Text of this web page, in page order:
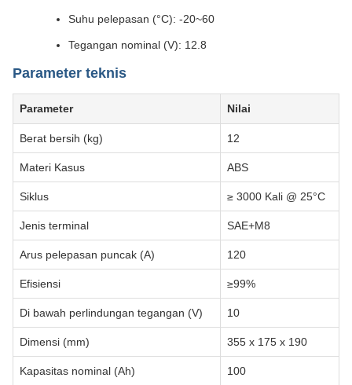
Suhu pelepasan (°C): -20~60
Tegangan nominal (V): 12.8
Parameter teknis
Parameter Nilai
Berat bersih (kg) 12
Materi Kasus ABS
Siklus ≥ 3000 Kali @ 25°C
Jenis terminal SAE+M8
Arus pelepasan puncak (A) 120
Efisiensi ≥99%
Di bawah perlindungan tegangan (V) 10
Dimensi (mm) 355 x 175 x 190
Kapasitas nominal (Ah) 100